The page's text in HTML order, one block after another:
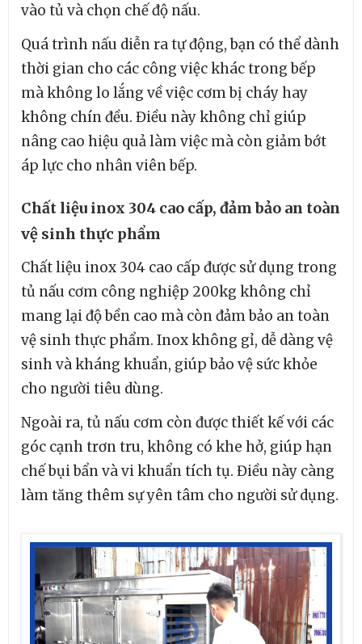
vào tủ và chọn chế độ nấu.
Quá trình nấu diễn ra tự động, bạn có thể dành
thời gian cho các công việc khác trong bếp
mà không lo lắng về việc cơm bị cháy hay
không chín đều. Điều này không chỉ giúp
nâng cao hiệu quả làm việc mà còn giảm bớt
áp lực cho nhân viên bếp.
Chất liệu inox 304 cao cấp, đảm bảo an toàn
vệ sinh thực phẩm
Chất liệu inox 304 cao cấp được sử dụng trong
tủ nấu cơm công nghiệp 200kg không chỉ
mang lại độ bền cao mà còn đảm bảo an toàn
vệ sinh thực phẩm. Inox không gỉ, dễ dàng vệ
sinh và kháng khuẩn, giúp bảo vệ sức khỏe
cho người tiêu dùng.
Ngoài ra, tủ nấu cơm còn được thiết kế với các
góc cạnh trơn tru, không có khe hở, giúp hạn
chế bụi bẩn và vi khuẩn tích tụ. Điều này càng
làm tăng thêm sự yên tâm cho người sử dụng.